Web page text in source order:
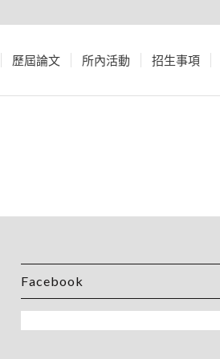
歷屆論文 所內活動 招生事項
Facebook